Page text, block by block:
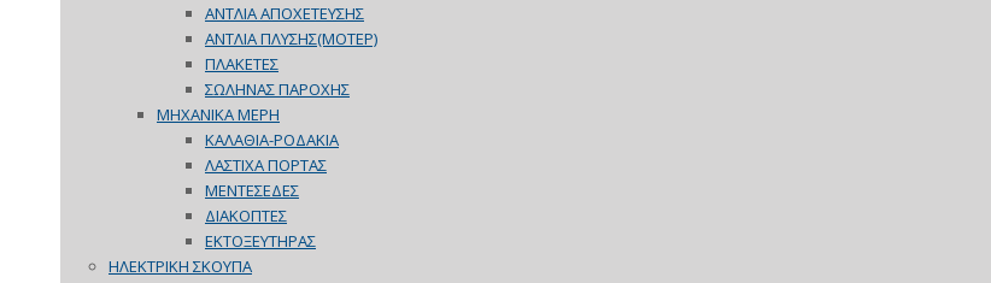
ΑΝΤΛΙΑ ΑΠΟΧΕΤΕΥΣΗΣ
ΑΝΤΛΙΑ ΠΛΥΣΗΣ(ΜΟΤΕΡ)
ΠΛΑΚΕΤΕΣ
ΣΩΛΗΝΑΣ ΠΑΡΟΧΗΣ
ΜΗΧΑΝΙΚΑ ΜΕΡΗ
ΚΑΛΑΘΙΑ-ΡΟΔΑΚΙΑ
ΛΑΣΤΙΧΑ ΠΟΡΤΑΣ
ΜΕΝΤΕΣΕΔΕΣ
ΔΙΑΚΟΠΤΕΣ
ΕΚΤΟΞΕΥΤΗΡΑΣ
ΗΛΕΚΤΡΙΚΗ ΣΚΟΥΠΑ